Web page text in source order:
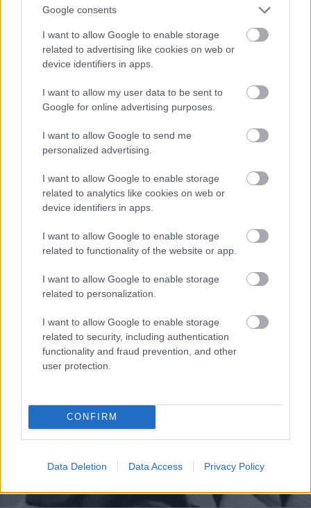
Google consents
I want to allow Google to enable storage
related to advertising like cookies on web or
device identifiers in apps.
I want to allow my user data to be sent to
Google for online advertising purposes.
I want to allow Google to send me
personalized advertising.
I want to allow Google to enable storage
related to analytics like cookies on web or
device identifiers in apps.
I want to allow Google to enable storage
related to functionality of the website or app.
I want to allow Google to enable storage
related to personalization.
I want to allow Google to enable storage
related to security, including authentication
functionality and fraud prevention, and other
user protection.
CONFIRM
Data Deletion Data Access Privacy Policy
O Ιατρικός Σύλλογος Πατρών αντιτίθεται σε
καίριες διατάξεις του Νομοσχεδίου για την